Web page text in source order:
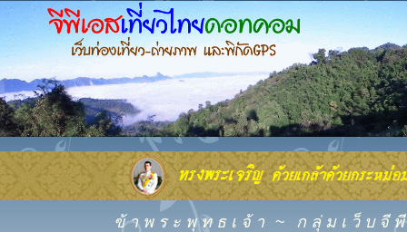
ข้ า พ ร ะ พุ ท ธ เ จ้ า ~ ก ลุ่ ม เ ว็ บ จี